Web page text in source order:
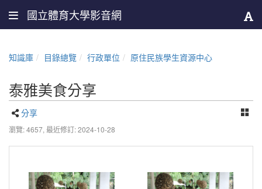
國立體育大學影音網
知識庫 目錄總覽 行政單位 原住民族學生資源中心
泰雅美食分享
分享
瀏覽: 4657, 最近修訂: 2024-10-28